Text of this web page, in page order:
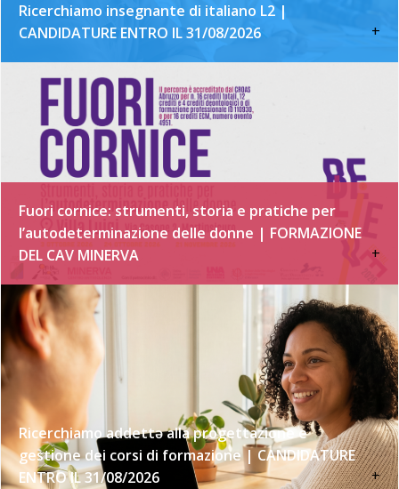
Ricerchiamo insegnante di italiano L2 |
CANDIDATURE ENTRO IL 31/08/2026
+
Fuori cornice: strumenti, storia e pratiche per
l’autodeterminazione delle donne | FORMAZIONE
DEL CAV MINERVA
+
Ricerchiamo addettə alla progettazione e
gestione dei corsi di formazione | CANDIDATURE
ENTRO IL 31/08/2026
+